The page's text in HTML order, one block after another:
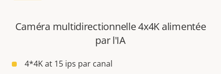
Caméra multidirectionnelle 4x4K alimentée
par l'IA
4*4K at 15 ips par canal